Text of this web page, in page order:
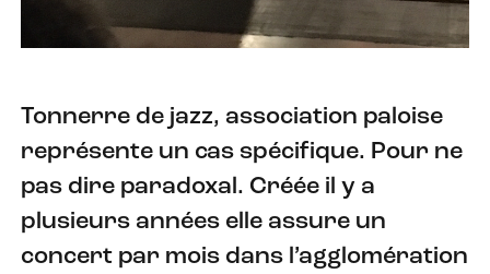
Tonnerre de jazz, association paloise
représente un cas spécifique. Pour ne
pas dire paradoxal. Créée il y a
plusieurs années elle assure un
concert par mois dans l’agglomération